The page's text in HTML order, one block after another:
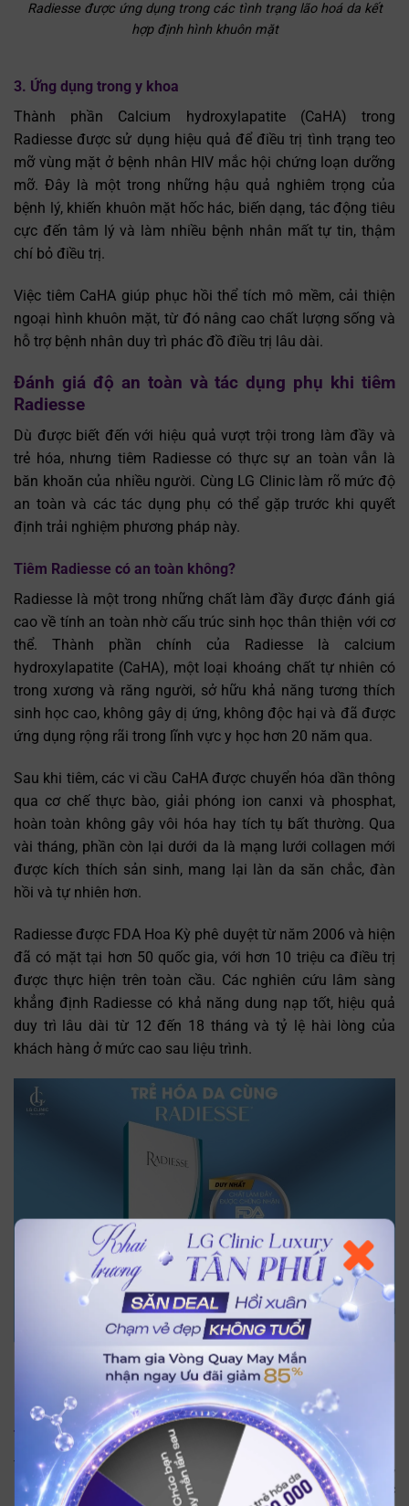
Radiesse được ứng dụng trong các tình trạng lão hoá da kết
hợp định hình khuôn mặt
3. Ứng dụng trong y khoa
Thành phần Calcium hydroxylapatite (CaHA) trong
Radiesse được sử dụng hiệu quả để điều trị tình trạng teo
mỡ vùng mặt ở bệnh nhân HIV mắc hội chứng loạn dưỡng
mỡ. Đây là một trong những hậu quả nghiêm trọng của
bệnh lý, khiến khuôn mặt hốc hác, biến dạng, tác động tiêu
cực đến tâm lý và làm nhiều bệnh nhân mất tự tin, thậm
chí bỏ điều trị.
Việc tiêm CaHA giúp phục hồi thể tích mô mềm, cải thiện
ngoại hình khuôn mặt, từ đó nâng cao chất lượng sống và
hỗ trợ bệnh nhân duy trì phác đồ điều trị lâu dài.
Đánh giá độ an toàn và tác dụng phụ khi tiêm
Radiesse
Dù được biết đến với hiệu quả vượt trội trong làm đầy và
trẻ hóa, nhưng tiêm Radiesse có thực sự an toàn vẫn là
băn khoăn của nhiều người. Cùng LG Clinic làm rõ mức độ
an toàn và các tác dụng phụ có thể gặp trước khi quyết
định trải nghiệm phương pháp này.
Tiêm Radiesse có an toàn không?
Radiesse là một trong những chất làm đầy được đánh giá
cao về tính an toàn nhờ cấu trúc sinh học thân thiện với cơ
thể. Thành phần chính của Radiesse là calcium
hydroxylapatite (CaHA), một loại khoáng chất tự nhiên có
trong xương và răng người, sở hữu khả năng tương thích
sinh học cao, không gây dị ứng, không độc hại và đã được
ứng dụng rộng rãi trong lĩnh vực y học hơn 20 năm qua.
Sau khi tiêm, các vi cầu CaHA được chuyển hóa dần thông
qua cơ chế thực bào, giải phóng ion canxi và phosphat,
hoàn toàn không gây vôi hóa hay tích tụ bất thường. Qua
vài tháng, phần còn lại dưới da là mạng lưới collagen mới
được kích thích sản sinh, mang lại làn da săn chắc, đàn
hồi và tự nhiên hơn.
Radiesse được FDA Hoa Kỳ phê duyệt từ năm 2006 và hiện
đã có mặt tại hơn 50 quốc gia, với hơn 10 triệu ca điều trị
được thực hiện trên toàn cầu. Các nghiên cứu lâm sàng
khẳng định Radiesse có khả năng dung nạp tốt, hiệu quả
duy trì lâu dài từ 12 đến 18 tháng và tỷ lệ hài lòng của
khách hàng ở mức cao sau liệu trình.
Radiesse có cấu trúc sinh học thân thiện với cơ thể và được
FDA Hoa Kỳ phê duyệt từ năm 2006
Tác dụng phụ khi tiêm Radiesse
Tương tự các phương pháp tiêm chất làm đầy khác,
Radiesse có thể gây ra một số phản ứng tạm thời hoặc tác
Trò chuyện cùng
Trợ lý bác sĩ LG Clinic ✕